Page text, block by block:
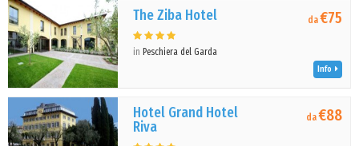
The Ziba Hotel
in Peschiera del Garda
da€75
Info
Hotel Grand Hotel
Riva
da€88